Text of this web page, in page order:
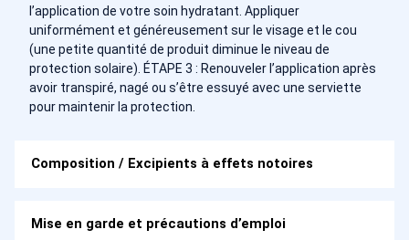
l’application de votre soin hydratant. Appliquer
uniformément et généreusement sur le visage et le cou
(une petite quantité de produit diminue le niveau de
protection solaire). ÉTAPE 3 : Renouveler l’application après
avoir transpiré, nagé ou s’être essuyé avec une serviette
pour maintenir la protection.
Composition / Excipients à effets notoires
Mise en garde et précautions d’emploi